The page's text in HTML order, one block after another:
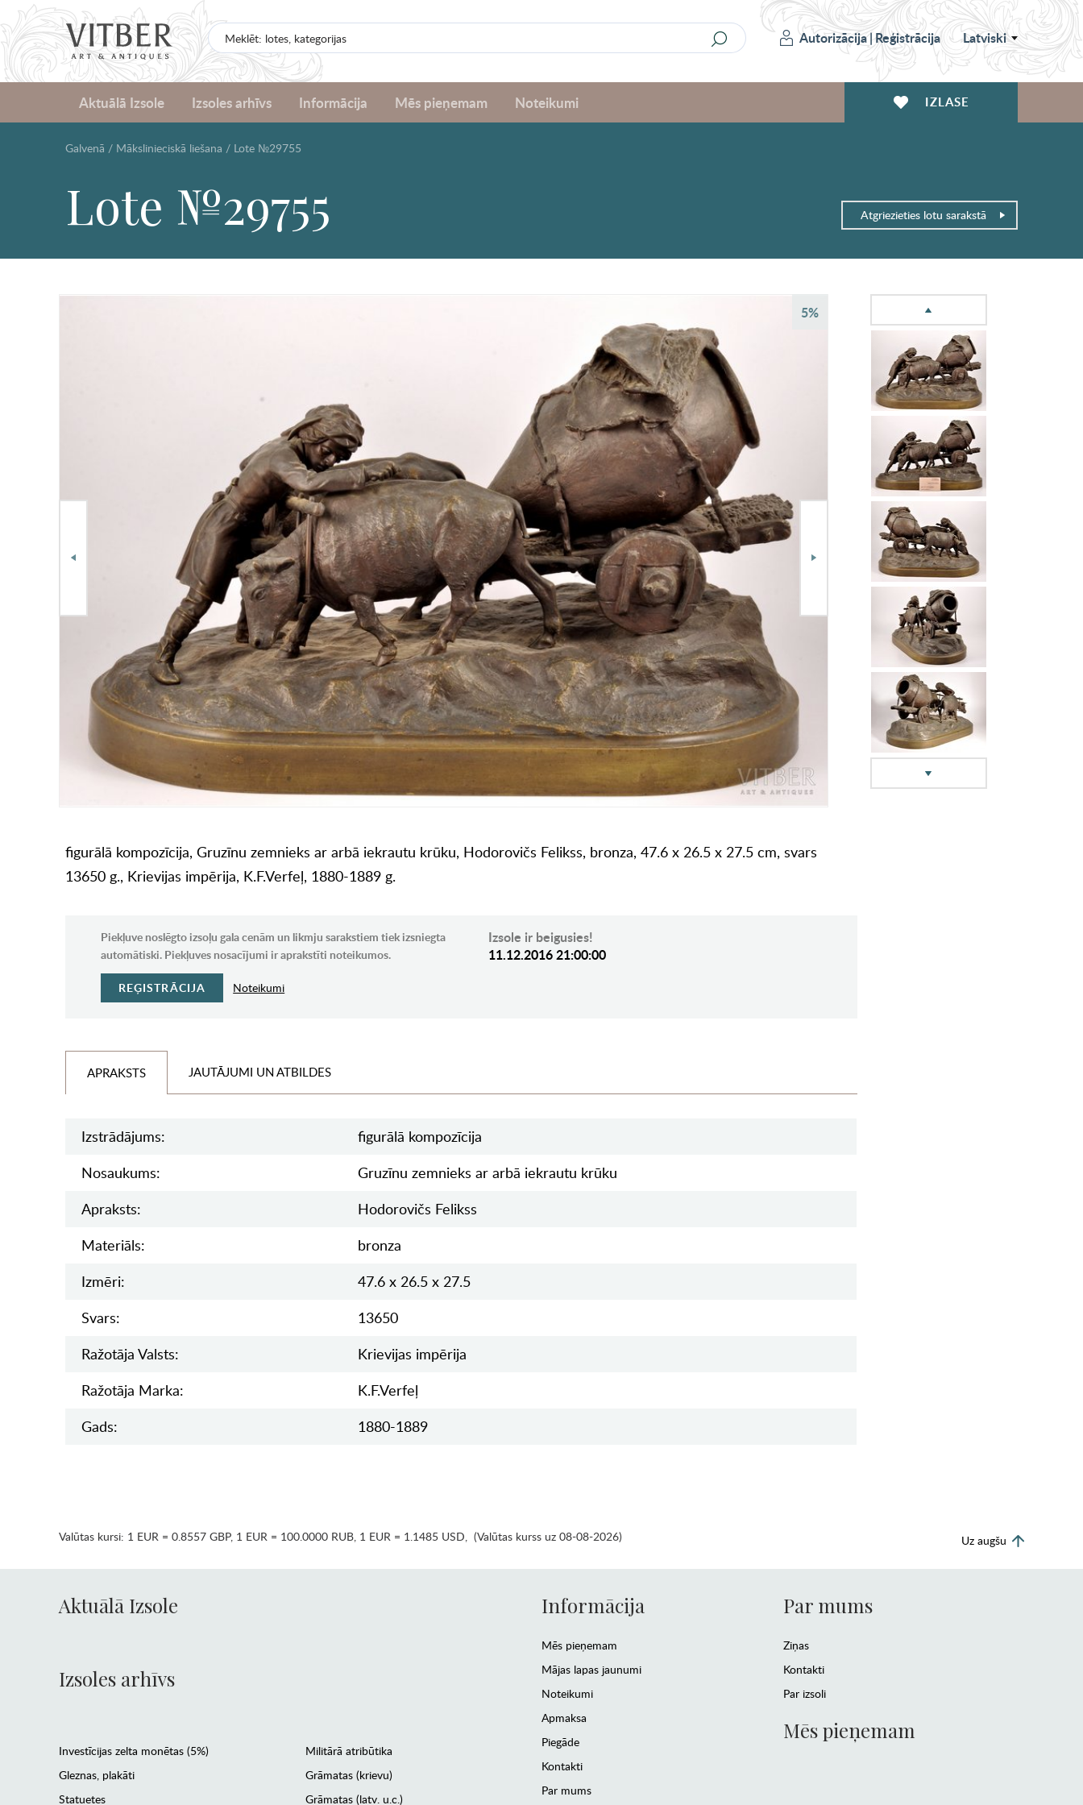
Autorizācija|Reģistrācija Latviski
Aktuālā Izsole Izsoles arhīvs Informācija Mēs pieņemam Noteikumi IZLASE
Galvenā / Mākslinieciskā liešana / Lote №29755
Lote №29755 Atgriezieties lotu sarakstā
5%
figurālā kompozīcija, Gruzīnu zemnieks ar arbā iekrautu krūku, Hodorovičs Felikss, bronza, 47.6 x 26.5 x 27.5 cm, svars
13650 g., Krievijas impērija, K.F.Verfeļ, 1880-1889 g.
Piekļuve noslēgto izsoļu gala cenām un likmju sarakstiem tiek izsniegta
automātiski. Piekļuves nosacījumi ir aprakstīti noteikumos.
REĢISTRĀCIJA Noteikumi
Izsole ir beigusies!
11.12.2016 21:00:00
APRAKSTS JAUTĀJUMI UN ATBILDES
Izstrādājums:
figurālā kompozīcija
Nosaukums:
Gruzīnu zemnieks ar arbā iekrautu krūku
Apraksts:
Hodorovičs Felikss
Materiāls:
bronza
Izmēri:
47.6 x 26.5 x 27.5
Svars:
13650
Ražotāja Valsts:
Krievijas impērija
Ražotāja Marka:
K.F.Verfeļ
Gads:
1880-1889
Valūtas kursi: 1 EUR = 0.8557 GBP, 1 EUR = 100.0000 RUB, 1 EUR = 1.1485 USD, (Valūtas kurss uz 08-08-2026) Uz augšu
Aktuālā Izsole
Izsoles arhīvs
Investīcijas zelta monētas (5%)
Gleznas, plakāti
Statuetes
Militārā atribūtika
Grāmatas (krievu)
Grāmatas (latv. u.c.)
Informācija
Mēs pieņemam
Mājas lapas jaunumi
Noteikumi
Apmaksa
Piegāde
Kontakti
Par mums
Par mums
Ziņas
Kontakti
Par izsoli
Mēs pieņemam